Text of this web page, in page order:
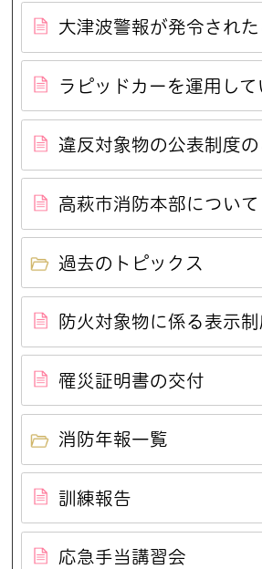
大津波警報が発令された
ラピッドカーを運用して
違反対象物の公表制度の
高萩市消防本部について
過去のトピックス
防火対象物に係る表示
罹災証明書の交付
消防年報一覧
訓練報告
応急手当講習会